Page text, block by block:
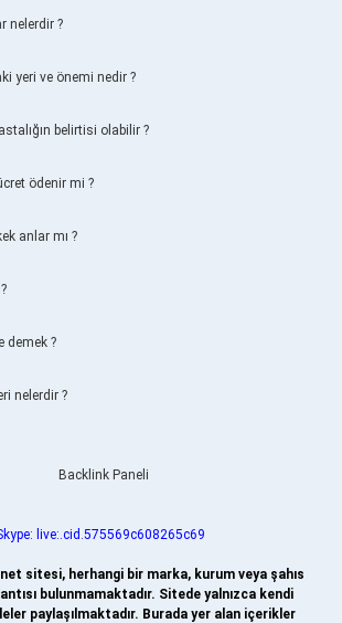
nelerdir ?
yeri ve önemi nedir ?
belirtisi olabilir ?
ödenir mi ?
anlar mı ?
demek ?
nelerdir ?
live:.cid.575569c608265c69
sitesi, herhangi bir marka, kurum veya şahıs
bulunmamaktadır. Sitede yalnızca kendi
paylaşılmaktadır. Burada yer alan içerikler